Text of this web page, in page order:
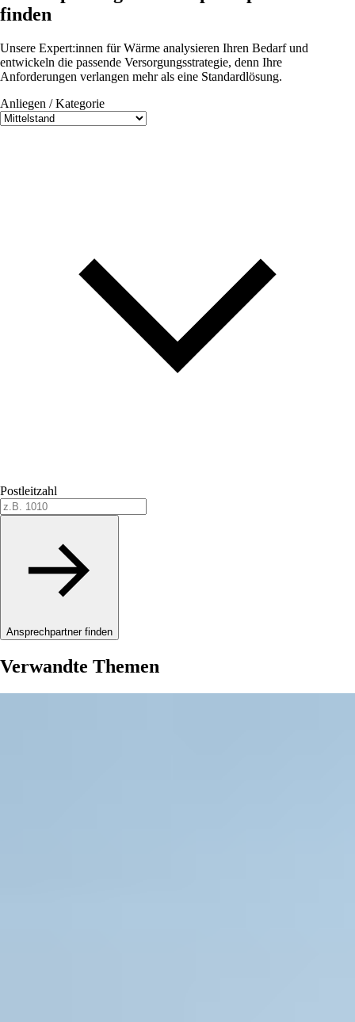
finden
Unsere Expert:innen für Wärme analysieren Ihren Bedarf und
entwickeln die passende Versorgungsstrategie, denn Ihre
Anforderungen verlangen mehr als eine Standardlösung.
Anliegen / Kategorie
Postleitzahl
Ansprechpartner finden
Verwandte Themen